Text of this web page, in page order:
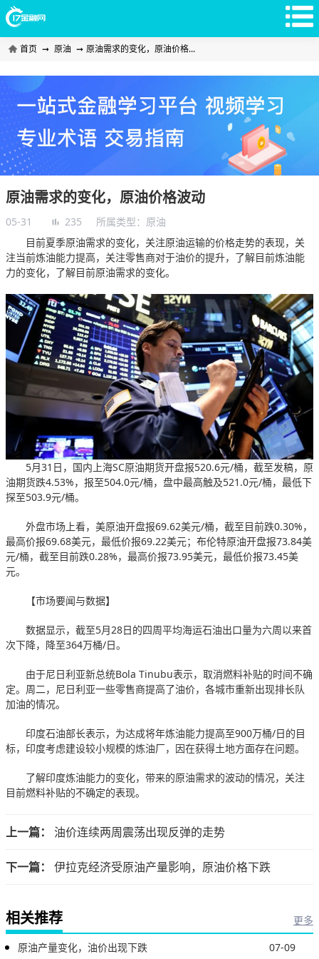
首页 ➞ 原油 ➞ 原油需求的变化，原油价格...
原油需求的变化，原油价格波动
05-31 235 所属类型： 原油
目前夏季原油需求的变化，关注原油运输的价格走势的表现，关
注当前炼油能力提高，关注零售商对于油价的提升，了解目前炼油能
力的变化，了解目前原油需求的变化。
5月31日，国内上海SC原油期货开盘报520.6元/桶，截至发稿，原
油期货跌4.53%，报至504.0元/桶，盘中最高触及521.0元/桶，最低下
探至503.9元/桶。
外盘市场上看，美原油开盘报69.62美元/桶，截至目前跌0.30%，
最高价报69.68美元，最低价报69.22美元；布伦特原油开盘报73.84美
元/桶，截至目前跌0.28%，最高价报73.95美元，最低价报73.45美
元。
【市场要闻与数据】
数据显示，截至5月28日的四周平均海运石油出口量为六周以来首
次下降，降至364万桶/日。
由于尼日利亚新总统Bola Tinubu表示，取消燃料补贴的时间不确
定。周二，尼日利亚一些零售商提高了油价，各城市重新出现排长队
加油的情况。
印度石油部长表示，为达成将年炼油能力提高至900万桶/日的目
标，印度考虑建设较小规模的炼油厂，因在获得土地方面存在问题。
了解印度炼油能力的变化，带来的原油需求的波动的情况，关注
目前燃料补贴的不确定的表现。
上一篇： 油价连续两周震荡出现反弹的走势
下一篇： 伊拉克经济受原油产量影响，原油价格下跌
相关推荐
更多
原油产量变化，油价出现下跌
07-09